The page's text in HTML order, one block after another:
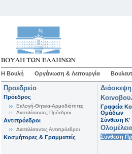
Η Βουλή Οργάνωση & Λειτουργία
Προεδρείο
Πρόεδρος
Εκλογή-Θητεία-Αρμοδιότητες
Διατελέσαντες Πρόεδροι
Αντιπρόεδροι
Διατελέσαντες Αντιπρόεδροι
Κοσμήτορες & Γραμματείς
Γραφεία
Ομάδων
Σύνθεση K'
Σύνθεση